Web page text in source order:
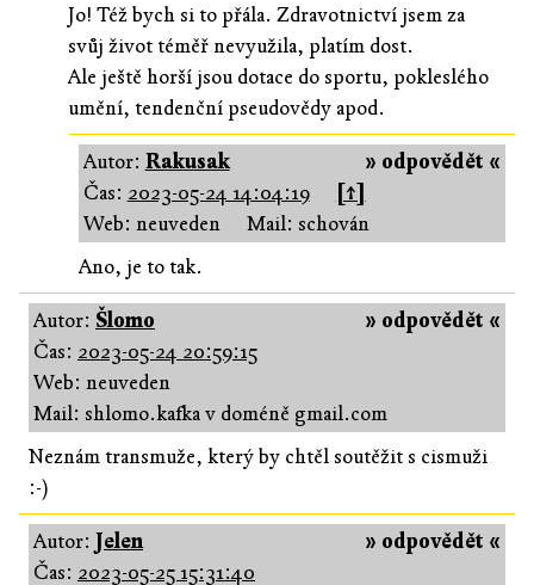
Jo! Též bych si to přála. Zdravotnictví jsem za
svůj život téměř nevyužila, platím dost.
Ale ještě horší jsou dotace do sportu, pokleslého
umění, tendenční pseudovědy apod.
» odpovědět «
Autor: Rakusak
Čas: 2023-05-24 14:04:19
[↑]
Web: neuveden
Mail: schován
Ano, je to tak.
» odpovědět «
Autor: Šlomo
Čas: 2023-05-24 20:59:15
Web: neuveden
Mail: shlomo.kafka v doméně gmail.com
Neznám transmuže, který by chtěl soutěžit s cismuži
:-)
» odpovědět «
Autor: Jelen
Čas: 2023-05-25 15:31:40